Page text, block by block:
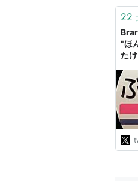
22
"ほ
た
上
で
ッ
ラ
そ
て